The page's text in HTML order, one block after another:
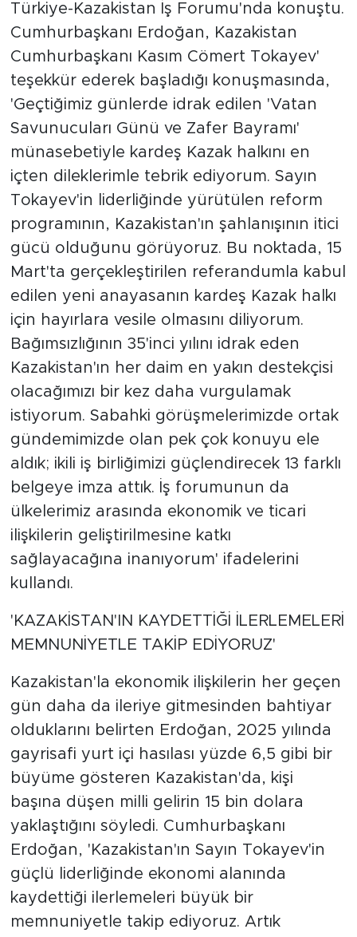
Türkiye-Kazakistan İş Forumu'nda konuştu.
Cumhurbaşkanı Erdoğan, Kazakistan
Cumhurbaşkanı Kasım Cömert Tokayev'
teşekkür ederek başladığı konuşmasında,
'Geçtiğimiz günlerde idrak edilen 'Vatan
Savunucuları Günü ve Zafer Bayramı'
münasebetiyle kardeş Kazak halkını en
içten dileklerimle tebrik ediyorum. Sayın
Tokayev'in liderliğinde yürütülen reform
programının, Kazakistan'ın şahlanışının itici
gücü olduğunu görüyoruz. Bu noktada, 15
Mart'ta gerçekleştirilen referandumla kabul
edilen yeni anayasanın kardeş Kazak halkı
için hayırlara vesile olmasını diliyorum.
Bağımsızlığının 35'inci yılını idrak eden
Kazakistan'ın her daim en yakın destekçisi
olacağımızı bir kez daha vurgulamak
istiyorum. Sabahki görüşmelerimizde ortak
gündemimizde olan pek çok konuyu ele
aldık; ikili iş birliğimizi güçlendirecek 13 farklı
belgeye imza attık. İş forumunun da
ülkelerimiz arasında ekonomik ve ticari
ilişkilerin geliştirilmesine katkı
sağlayacağına inanıyorum' ifadelerini
kullandı.
'KAZAKİSTAN'IN KAYDETTİĞİ İLERLEMELERİ
MEMNUNİYETLE TAKİP EDİYORUZ'
Kazakistan'la ekonomik ilişkilerin her geçen
gün daha da ileriye gitmesinden bahtiyar
olduklarını belirten Erdoğan, 2025 yılında
gayrisafi yurt içi hasılası yüzde 6,5 gibi bir
büyüme gösteren Kazakistan'da, kişi
başına düşen milli gelirin 15 bin dolara
yaklaştığını söyledi. Cumhurbaşkanı
Erdoğan, 'Kazakistan'ın Sayın Tokayev'in
güçlü liderliğinde ekonomi alanında
kaydettiği ilerlemeleri büyük bir
memnuniyetle takip ediyoruz. Artık